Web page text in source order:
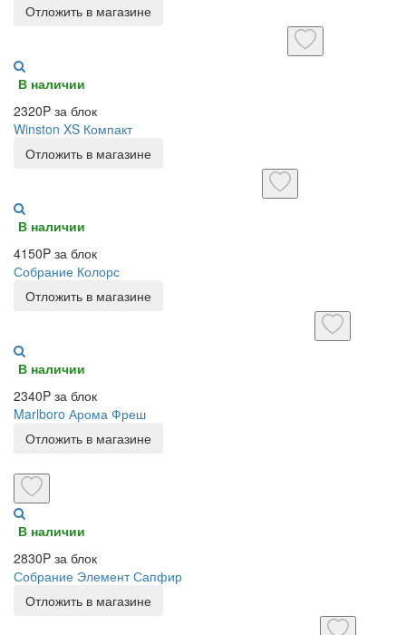
Отложить в магазине
В наличии
2320P за блок
Winston XS Компакт
Отложить в магазине
В наличии
4150P за блок
Собрание Колорс
Отложить в магазине
В наличии
2340P за блок
Marlboro Арома Фреш
Отложить в магазине
В наличии
2830P за блок
Собрание Элемент Сапфир
Отложить в магазине